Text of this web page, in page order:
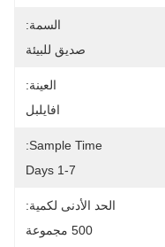
السمة:
صديق للبيئة
العينة:
افايلبل
Sample Time:
1-7 Days
الحد الأدنى لكمية:
500 مجموعة